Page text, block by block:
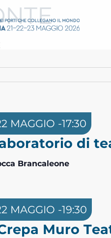
di
MAGGIO -17:30
Brancaleone
Muro
MAGGIO -19:30